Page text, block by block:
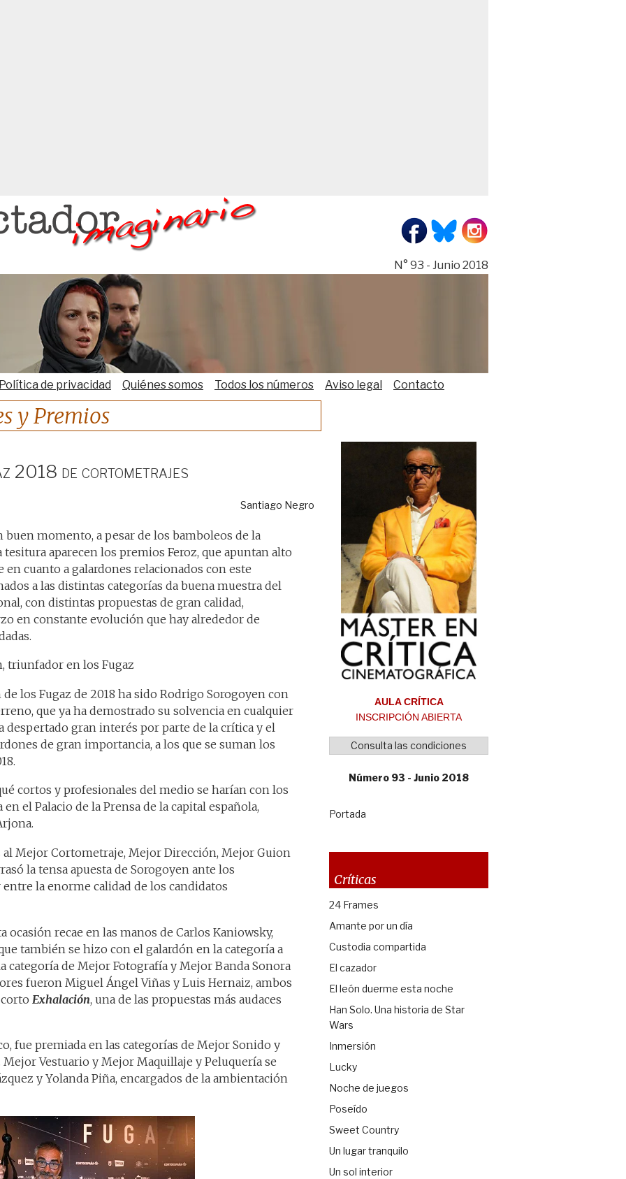
N° 93 - Junio 2018
Política de privacidad Quiénes somos Todos los números Aviso legal Contacto
y Premios
2018 de cortometrajes
Santiago Negro
momento, a pesar de los bamboleos de la
aparecen los premios Feroz, que apuntan alto
cuanto a galardones relacionados con este
a las distintas categorías da buena muestra del
con distintas propuestas de gran calidad,
en constante evolución que hay alrededor de
los Fugaz de 2018 ha sido Rodrigo Sorogoyen con
que ya ha demostrado su solvencia en cualquier
despertado gran interés por parte de la crítica y el
de gran importancia, a los que se suman los
cortos y profesionales del medio se harían con los
el Palacio de la Prensa de la capital española,
al Mejor Cortometraje, Mejor Dirección, Mejor Guion
la tensa apuesta de Sorogoyen ante los
la enorme calidad de los candidatos
recae en las manos de Carlos Kaniowsky,
también se hizo con el galardón en la categoría a
categoría de Mejor Fotografía y Mejor Banda Sonora
fueron Miguel Ángel Viñas y Luis Hernaiz, ambos
Exhalación, una de las propuestas más audaces
fue premiada en las categorías de Mejor Sonido y
Vestuario y Mejor Maquillaje y Peluquería se
y Yolanda Piña, encargados de la ambientación
AULA CRÍTICA
INSCRIPCIÓN ABIERTA
Consulta las condiciones
Número 93 - Junio 2018
Portada
Críticas
24 Frames
Amante por un día
Custodia compartida
El cazador
El león duerme esta noche
Han Solo. Una historia de Star
Wars
Inmersión
Lucky
Noche de juegos
Poseído
Sweet Country
Un lugar tranquilo
Un sol interior